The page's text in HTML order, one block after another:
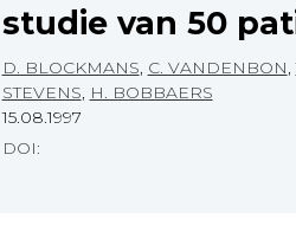
studie van 50
D. BLOCKMANS, C. VANDENBON,
STEVENS, H. BOBBAERS
15.08.1997
DOI: